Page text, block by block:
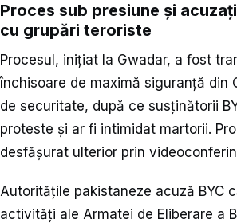
Proces sub presiune și
cu grupări teroriste
Procesul, inițiat la Gwadar, a fost
închisoare de maximă siguranță din
de securitate, după ce susținătorii
proteste și ar fi intimidat martorii.
desfășurat ulterior prin
Autoritățile pakistaneze acuză BYC
activități ale Armatei de Eliberare a